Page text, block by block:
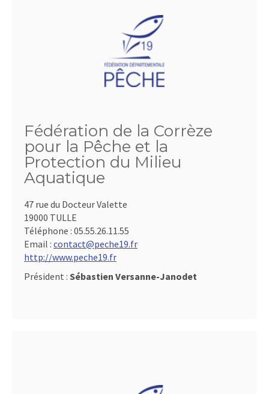
Fédération de la Corrèze
pour la Pêche et la
Protection du Milieu
Aquatique
47 rue du Docteur Valette
19000 TULLE
Téléphone : 05.55.26.11.55
Email : contact@peche19.fr
http://www.peche19.fr
Président : Sébastien Versanne-Janodet